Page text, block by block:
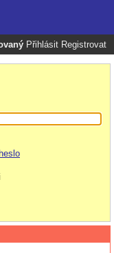
Přihlásit Registrovat